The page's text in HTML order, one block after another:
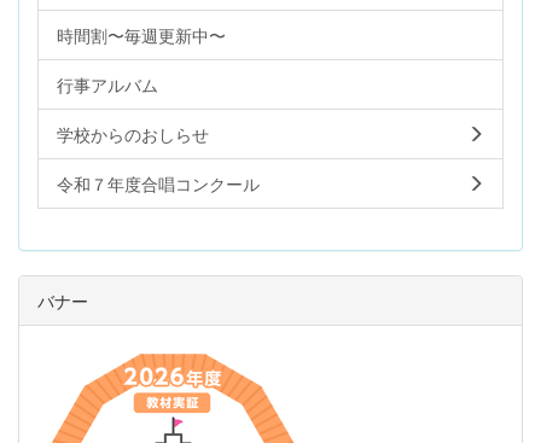
時間割〜毎週更新中〜
行事アルバム
学校からのおしらせ
令和７年度合唱コンクール
バナー